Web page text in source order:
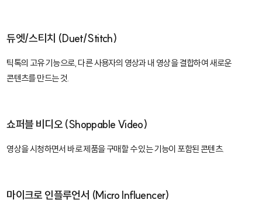
듀엣/스티치 (Duet/Stitch)
틱톡의 고유 기능으로, 다른 사용자의 영상과 내 영상을 결합하여 새로운
콘텐츠를 만드는 것.
쇼퍼블 비디오 (Shoppable Video)
영상을 시청하면서 바로 제품을 구매할 수 있는 기능이 포함된 콘텐츠.
마이크로 인플루언서 (Micro Influencer)